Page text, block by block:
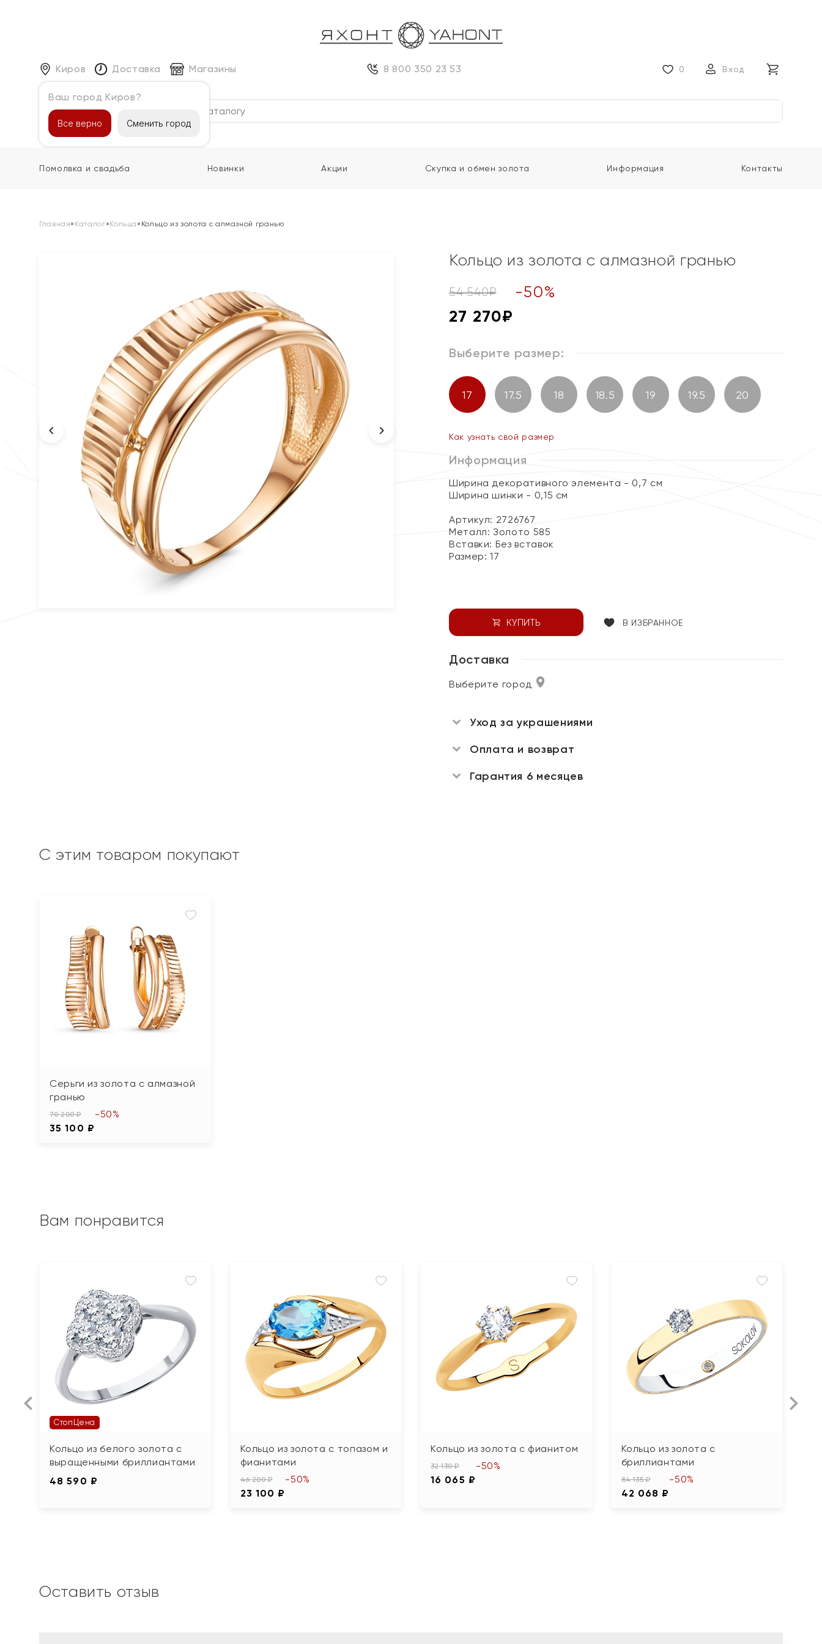
Киров
Ваш город Киров?
Все верно Сменить город
Доставка Магазины 8 800 350 23 53 0 Вход
Каталог
Помолвка и свадьба Новинки Акции Скупка и обмен золота Информация Контакты
Главная» Каталог»Кольца » Кольцо из золота с алмазной гранью
Кольцо из золота с алмазной гранью
54 540₽ -50%
27 270₽
Выберите размер:
17 17.5 18 18.5 19 19.5 20
Как узнать свой размер
Информация
Ширина декоративного элемента - 0,7 см
Ширина шинки - 0,15 см
Артикул: 2726767
Металл:Золото 585
Вставки: Без вставок
Размер:17
КУПИТЬ В ИЗБРАННОЕ
Доставка
Выберите город
Уход за украшениями
Оплата и возврат
Гарантия 6 месяцев
С этим товаром покупают
Серьги из золота с алмазной
гранью
70 200 ₽
35 100 ₽
-50%
Вам понравится
СтопЦена
Кольцо из белого золота с
выращенными бриллиантами
48 590 ₽
Кольцо из золота с топазом и
фианитами
46 200 ₽
23 100 ₽
-50%
Кольцо из золота с фианитом
32 130 ₽
16 065 ₽
-50%
Кольцо из золота с
бриллиантами
84 135 ₽
42 068 ₽
-50%
Оставить отзыв